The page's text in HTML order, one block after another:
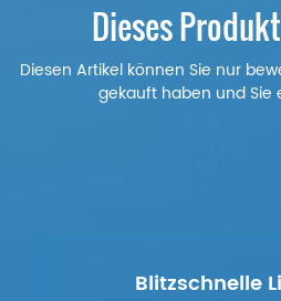
Dieses
Diesen Artikel können Sie nur
gekauft haben und Sie
Blitzschnelle